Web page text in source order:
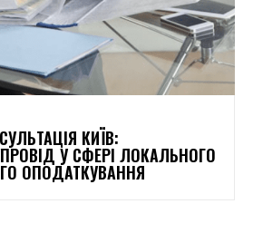
КИЇВ:
У СФЕРІ ЛОКАЛЬНОГО
ОПОДАТКУВАННЯ